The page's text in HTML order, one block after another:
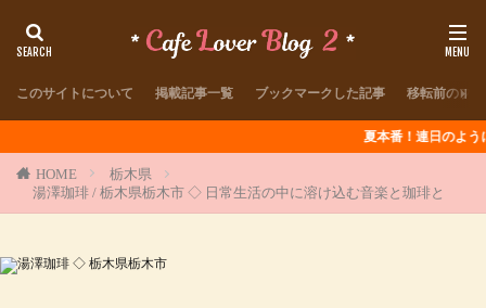
このサイトについて 掲載記事一覧 ブックマークした記事 移転前のブ
夏本番！連日のように猛暑が続き
HOME
栃木県
湯澤珈琲 / 栃木県栃木市 ◇ 日常生活の中に溶け込む音楽と珈琲と